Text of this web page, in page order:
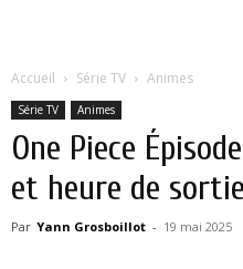
Accueil Série TV Animes
Série TV Animes
One Piece
et heure de
Par Yann Grosboillot - 19 mai 2025